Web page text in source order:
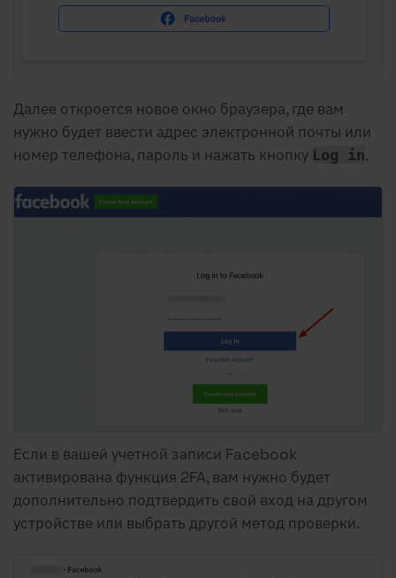
Далее откроется новое окно браузера, где вам
нужно будет ввести адрес электронной почты или
номер телефона, пароль и нажать кнопку Log in.
Если в вашей учетной записи Facebook
активирована функция 2FA, вам нужно будет
дополнительно подтвердить свой вход на другом
устройстве или выбрать другой метод проверки.